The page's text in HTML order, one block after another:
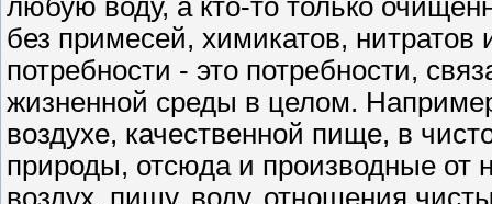
без примесей, химикатов, нитратов
потребности - это потребности,
жизненной среды в целом.
воздухе, качественной пище, в
природы, отсюда и производные от
воздух, пищу, воду, отношения